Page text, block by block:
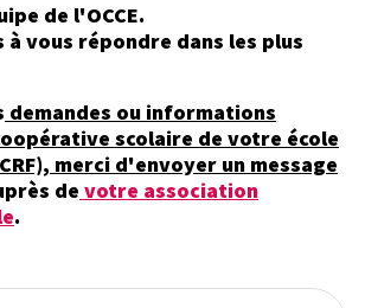
de l'OCCE.
à vous répondre dans les plus
demandes ou informations
scolaire de votre école
merci d'envoyer un message
devotre association
.